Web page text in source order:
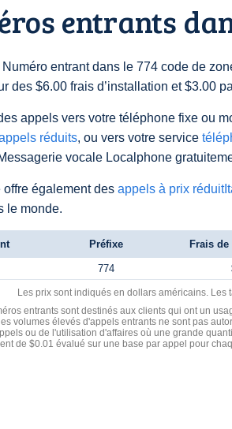
entrants
entrant dans le 774 code de
des $6.00 frais d’installation et $3.00
appels vers votre téléphone fixe ou
réduits, ou vers votre service
vocale Localphone
offre également des appels à prix
le monde.
Préfixe Frais
774
Les prix sont indiqués en dollars américains.
entrants sont destinés aux clients qui ont un
volumes élevés d'appels entrants ne sont pas
ou de l'utilisation d'affaires où une grande
de $0.01 évalué sur une base par appel pour